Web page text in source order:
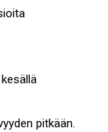
pitkään.